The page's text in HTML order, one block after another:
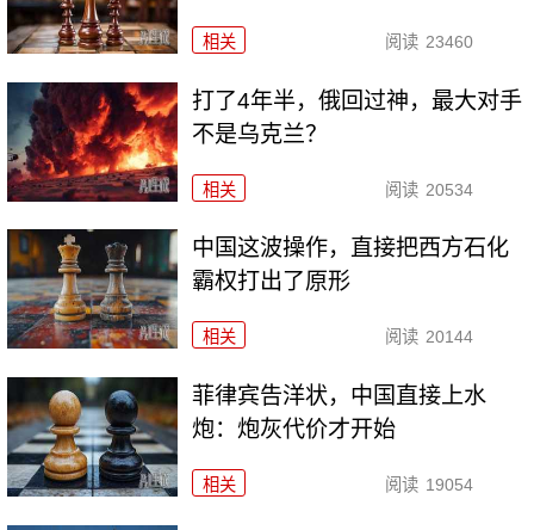
相关 阅读 23460
打了4年半，俄回过神，最大对手
不是乌克兰？
相关 阅读 20534
中国这波操作，直接把西方石化
霸权打出了原形
相关 阅读 20144
菲律宾告洋状，中国直接上水
炮：炮灰代价才开始
相关 阅读 19054